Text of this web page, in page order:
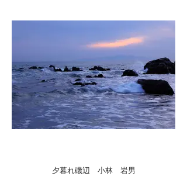
夕暮れ磯辺 小林 岩男